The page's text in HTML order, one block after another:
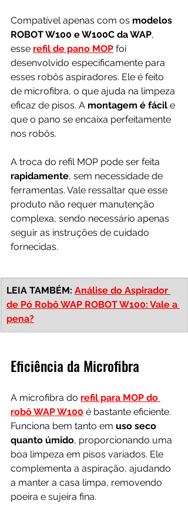
Compatível apenas com os modelos
ROBOT W100 e W100C da WAP,
esse refil de pano MOP foi
desenvolvido especificamente para
esses robôs aspiradores. Ele é feito
de microfibra, o que ajuda na limpeza
eficaz de pisos. A montagem é fácil e
que o pano se encaixa perfeitamente
nos robôs.
A troca do refil MOP pode ser feita
rapidamente, sem necessidade de
ferramentas. Vale ressaltar que esse
produto não requer manutenção
complexa, sendo necessário apenas
seguir as instruções de cuidado
fornecidas.
LEIA TAMBÉM: Análise do Aspirador
de Pó Robô WAP ROBOT W100: Vale a
pena?
Eficiência da Microfibra
A microfibra do refil para MOP do
robô WAP W100 é bastante eficiente.
Funciona bem tanto em uso seco
quanto úmido, proporcionando uma
boa limpeza em pisos variados. Ele
complementa a aspiração, ajudando
a manter a casa limpa, removendo
poeira e sujeira fina.